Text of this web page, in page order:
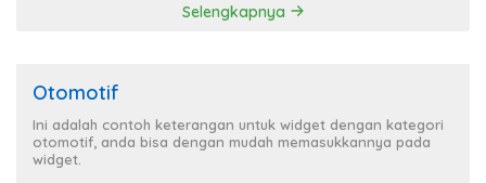
Selengkapnya
Otomotif
Ini adalah contoh keterangan untuk widget dengan kategori
otomotif, anda bisa dengan mudah memasukkannya pada
widget.